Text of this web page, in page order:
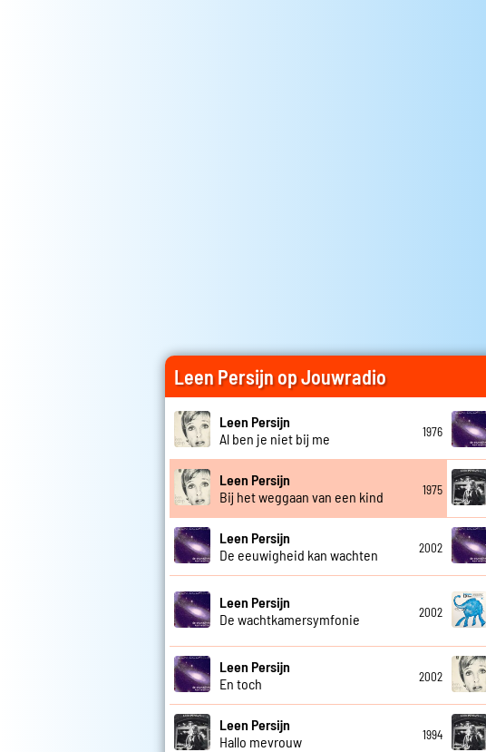
Leen Persijn op Jouwradio
Leen Persijn
Al ben je niet bij me
1976
Leen Persijn
Bij het weggaan van een kind
1975
Leen Persijn
De eeuwigheid kan wachten
2002
Leen Persijn
De wachtkamersymfonie
2002
Leen Persijn
En toch
2002
Leen Persijn
Hallo mevrouw
1994